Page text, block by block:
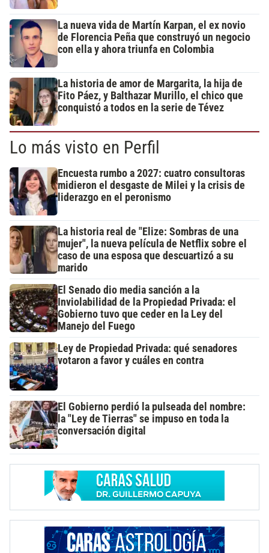
La nueva vida de Martín Karpan, el ex novio
de Florencia Peña que construyó un negocio
con ella y ahora triunfa en Colombia
La historia de amor de Margarita, la hija de
Fito Páez, y Balthazar Murillo, el chico que
conquistó a todos en la serie de Tévez
Lo más visto en Perfil
Encuesta rumbo a 2027: cuatro consultoras
midieron el desgaste de Milei y la crisis de
liderazgo en el peronismo
La historia real de "Elize: Sombras de una
mujer", la nueva película de Netflix sobre el
caso de una esposa que descuartizó a su
marido
El Senado dio media sanción a la
Inviolabilidad de la Propiedad Privada: el
Gobierno tuvo que ceder en la Ley del
Manejo del Fuego
Ley de Propiedad Privada: qué senadores
votaron a favor y cuáles en contra
El Gobierno perdió la pulseada del nombre:
la "Ley de Tierras" se impuso en toda la
conversación digital